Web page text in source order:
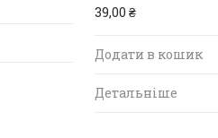
39,00 ₴
Додати в кошик
Детальніше